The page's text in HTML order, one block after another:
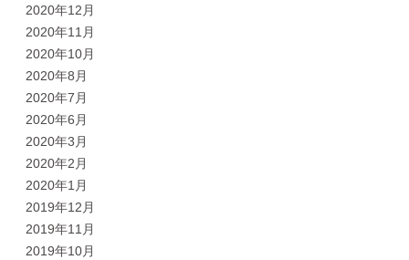
2020年12月
2020年11月
2020年10月
2020年8月
2020年7月
2020年6月
2020年3月
2020年2月
2020年1月
2019年12月
2019年11月
2019年10月